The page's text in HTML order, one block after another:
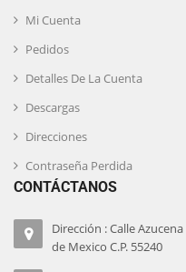
Mi Cuenta
Pedidos
Detalles De La Cuenta
Descargas
Direcciones
Contraseña Perdida
CONTÁCTANOS
Dirección : Calle
de Mexico C.P. 55240